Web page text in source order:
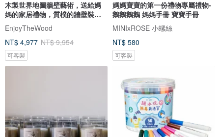
木製世界地圖牆壁藝術，送給媽
媽的家居禮物，質樸的牆壁裝
飾，3D 世界地圖
EnjoyTheWood
NT$ 4,977 NT$ 9,954
可客製
媽媽寶寶的第一份禮物專屬禮物-
鵝鵝鵝鵝 媽媽手冊 寶寶手冊
MINIxROSE 小螺絲
NT$ 580
可客製